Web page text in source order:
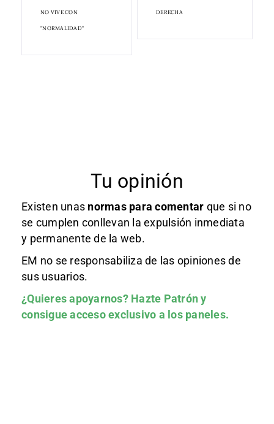
NO VIVE CON
"NORMALIDAD"
DERECHA
Tu opinión
Existen unas normas para comentar que si no
se cumplen conllevan la expulsión inmediata
y permanente de la web.
EM no se responsabiliza de las opiniones de
sus usuarios.
¿Quieres apoyarnos? Hazte Patróny
consigue acceso exclusivo a los paneles.